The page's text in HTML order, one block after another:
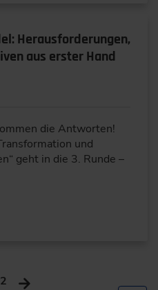
Herausforderungen,
aus erster Hand
die Antworten!
und
geht in die 3. Runde –
2